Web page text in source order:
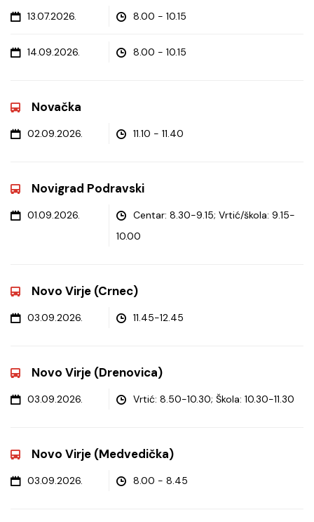
13.07.2026. 8.00 - 10.15
14.09.2026. 8.00 - 10.15
Novačka
02.09.2026. 11.10 - 11.40
Novigrad Podravski
01.09.2026.
Centar: 8.30-9.15; Vrtić/škola: 9.15-
10.00
Novo Virje (Crnec)
03.09.2026. 11.45-12.45
Novo Virje (Drenovica)
03.09.2026. Vrtić: 8.50-10.30; Škola: 10.30-11.30
Novo Virje (Medvedička)
03.09.2026. 8.00 - 8.45